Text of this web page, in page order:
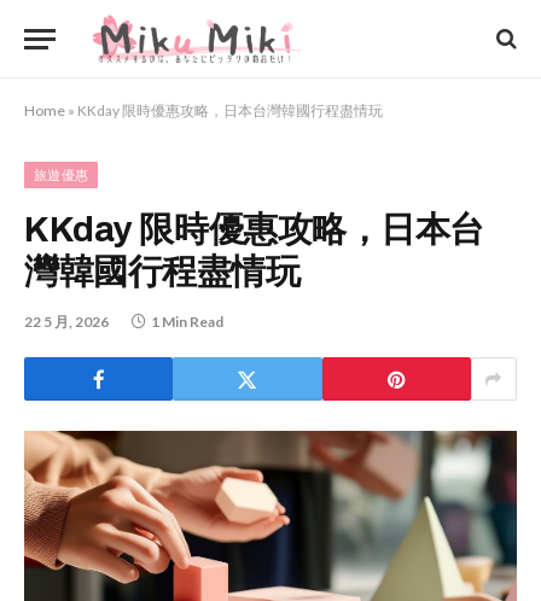
Home » KKday 限時優惠攻略，日本台灣韓國行程盡情玩
旅遊優惠
KKday 限時優惠攻略，日本台
灣韓國行程盡情玩
22 5 月, 2026 1 Min Read